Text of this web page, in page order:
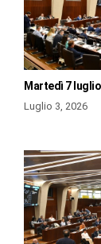
Martedì 7
Luglio 3, 2026